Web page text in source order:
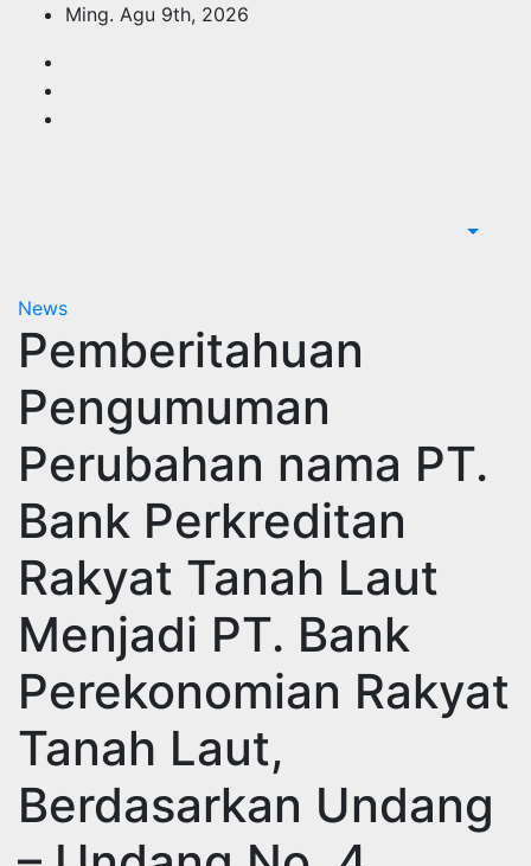
content
Ming. Agu 9th, 2026
News
Pemberitahuan
Pengumuman
Perubahan nama PT.
Bank Perkreditan
Rakyat Tanah Laut
Menjadi PT. Bank
Perekonomian Rakyat
Tanah Laut,
Berdasarkan Undang